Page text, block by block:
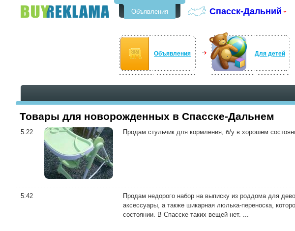
Объявления Спасск-Дальний
Объявления Для детей
Товары для новорожденных в Спасске-Дальнем
5:22 Продам стульчик для кормления, б/у в хорошем
5:42
Продам недорого набор на выписку из роддома для
аксессуары, а также шикарная люлька-переноска,
состоянии. В Спасске таких вещей нет. ...